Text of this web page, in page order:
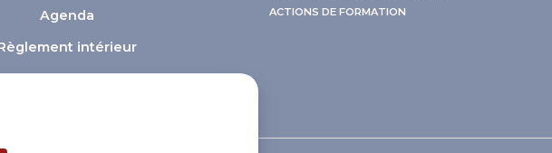
Agenda
intérieur
ACTIONS DE FORMATION